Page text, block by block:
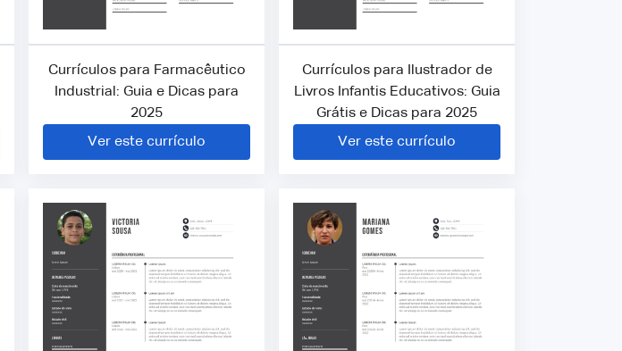
Currículos para Farmacêutico
Industrial: Guia e Dicas para
2025
Ver este currículo
Currículos para Ilustrador de
Livros Infantis Educativos: Guia
Grátis e Dicas para 2025
Ver este currículo